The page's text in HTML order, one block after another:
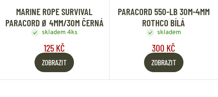
MARINE ROPE SURVIVAL
PARACORD Ø 4MM/30M ČERNÁ
skladem 4ks
125 KČ
ZOBRAZIT
PARACORD 550-LB 30M-4MM
ROTHCO BÍLÁ
skladem
300 KČ
ZOBRAZIT